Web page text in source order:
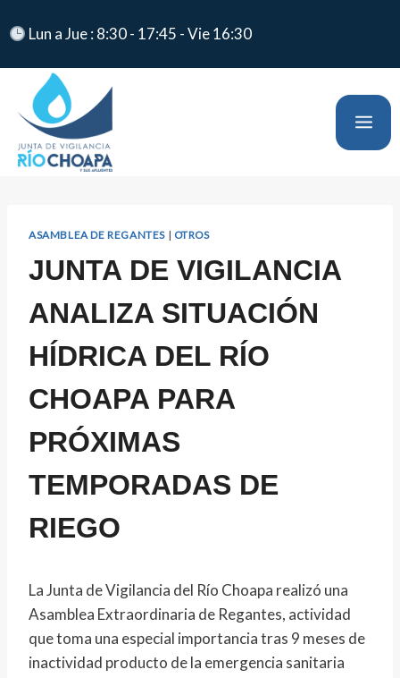
Lun a Jue : 8:30 - 17:45 - Vie 16:30
ASAMBLEA DE REGANTES| OTROS
JUNTA DE VIGILANCIA
ANALIZA SITUACIÓN
HÍDRICA DEL RÍO
CHOAPA PARA
PRÓXIMAS
TEMPORADAS DE
RIEGO
La Junta de Vigilancia del Río Choapa realizó una
Asamblea Extraordinaria de Regantes, actividad
que toma una especial importancia tras 9 meses de
inactividad producto de la emergencia sanitaria